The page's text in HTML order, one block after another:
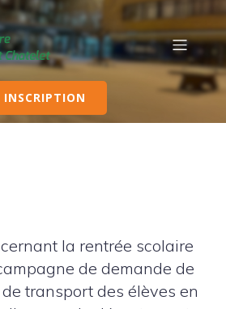
INSCRIPTION
la rentrée scolaire
de demande de
transport des élèves en